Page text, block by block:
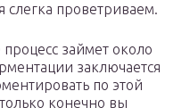
слегка проветриваем.
займет около
заключается
по этой
конечно вы